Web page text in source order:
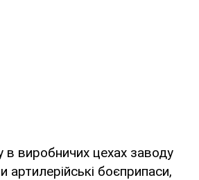
в виробничих цехах заводу
артилерійські боєприпаси,